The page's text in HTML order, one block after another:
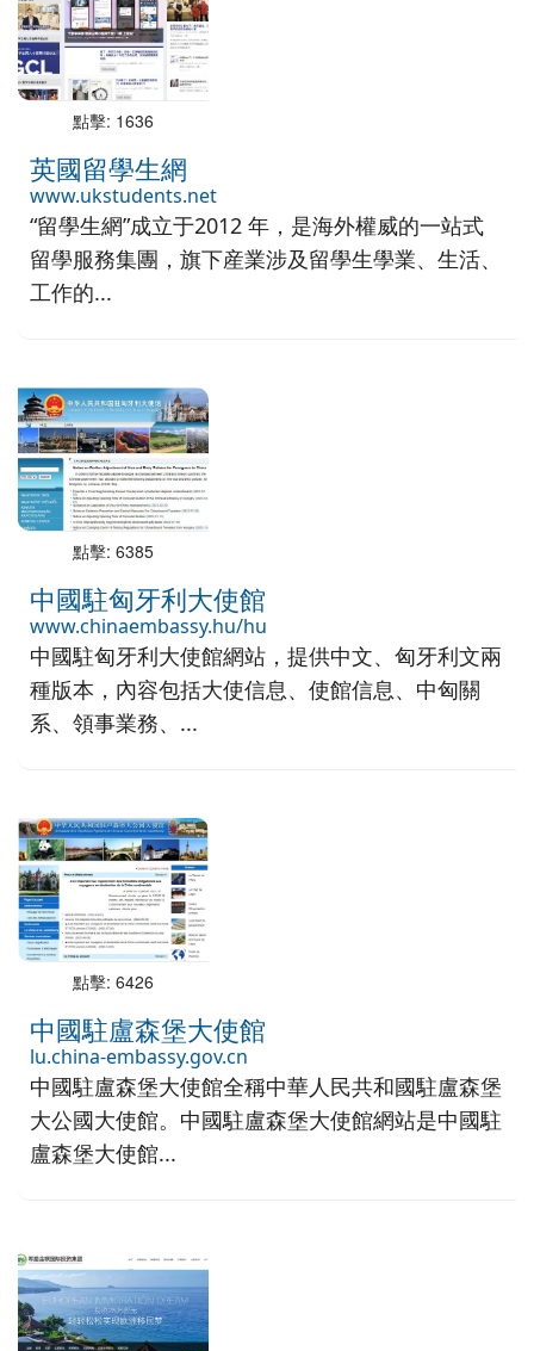
點擊: 1636
英國留學生網
www.ukstudents.net
“留學生網”成立于2012 年，是海外權威的一站式
留學服務集團，旗下産業涉及留學生學業、生活、
工作的...
點擊: 6385
中國駐匈牙利大使館
www.chinaembassy.hu/hu
中國駐匈牙利大使館網站，提供中文、匈牙利文兩
種版本，內容包括大使信息、使館信息、中匈關
系、領事業務、...
點擊: 6426
中國駐盧森堡大使館
lu.china-embassy.gov.cn
中國駐盧森堡大使館全稱中華人民共和國駐盧森堡
大公國大使館。中國駐盧森堡大使館網站是中國駐
盧森堡大使館...